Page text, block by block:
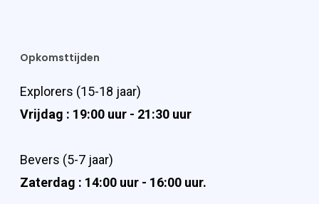
Opkomsttijden
Explorers (15-18 jaar)
Vrijdag : 19:00 uur - 21:30 uur
Bevers (5-7 jaar)
Zaterdag : 14:00 uur - 16:00 uur.